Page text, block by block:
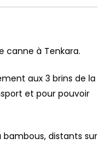
canne à Tenkara.
aux 3 brins de la
et pour pouvoir
distants sur
63 )